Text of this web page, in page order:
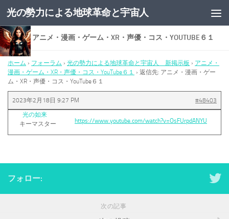
コンテンツへスキップ
光の勢力による地球革命と宇宙人
返信先: アニメ・漫画・ゲーム・XR・声優・コス・YOUTUBE６１
ホーム › フォーラム › 光の勢力による地球革命と宇宙人 新掲示板 › アニメ・
漫画・ゲーム・XR・声優・コス・YouTube６１ › 返信先: アニメ・漫画・ゲー
ム・XR・声優・コス・YouTube６１
2023年2月18日 9:27 PM
#48403
光の如来
キーマスター
https://www.youtube.com/watch?v=OsFUrpdANYU
フォロー:
次の記事